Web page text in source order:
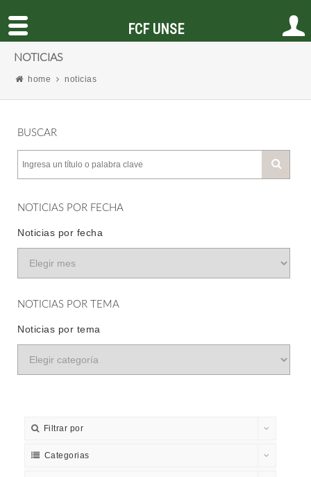
NOTICIAS
home noticias
BUSCAR
NOTICIAS POR FECHA
Noticias por fecha
NOTICIAS POR TEMA
Noticias por tema
Filtrar por
Categorias
FCF UNSE